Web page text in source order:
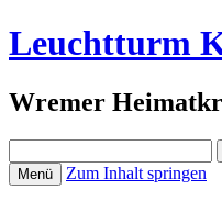
Leuchtturm
Wremer
nach:
Menü Zum Inhalt springen